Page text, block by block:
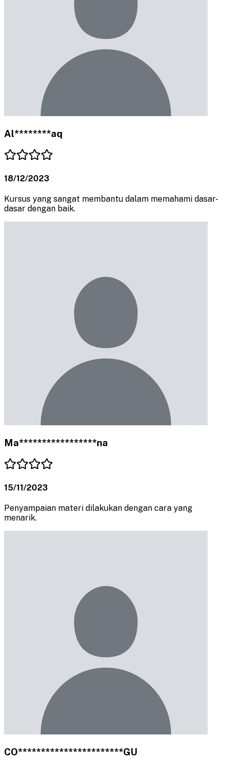
Al********aq
18/12/2023
Kursus yang sangat membantu dalam memahami dasar-
dasar dengan baik.
Ma*****************na
15/11/2023
Penyampaian materi dilakukan dengan cara yang
menarik.
CO***********************GU